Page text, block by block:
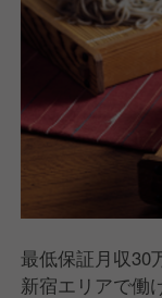
アアップが可能
最低保証月収30
新宿エリアで働